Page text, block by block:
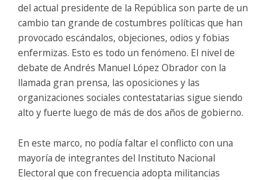
del actual presidente de la República son parte de un
cambio tan grande de costumbres políticas que han
provocado escándalos, objeciones, odios y fobias
enfermizas. Esto es todo un fenómeno. El nivel de
debate de Andrés Manuel López Obrador con la
llamada gran prensa, las oposiciones y las
organizaciones sociales contestatarias sigue siendo
alto y fuerte luego de más de dos años de gobierno.
En este marco, no podía faltar el conflicto con una
mayoría de integrantes del Instituto Nacional
Electoral que con frecuencia adopta militancias